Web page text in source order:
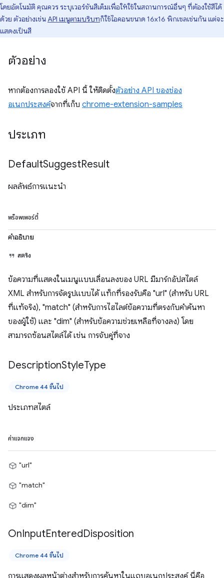
โดยอัตโนมัติ คุณควร ระบุเวอร์ชันสีเต็มเพื่อให้ใช้ในสถานการณ์อื่นๆ ที่ต้องใช้สีได้
ด้วย ตัวอย่างเช่นAPI เมนูตามบริบทก็ใช้ไอคอนขนาด 16x16 พิกเซลเช่นกัน แต่จะ
แสดงเป็นสี
ตัวอย่าง
หากต้องการลองใช้ API นี้ ให้ติดตั้งตัวอย่าง API ของช่อง
อเนกประสงค์จากที่เก็บ chrome-extension-samples
ประเภท
DefaultSuggestResult
ผลลัพธ์การแนะนำ
พร็อพเพอร์ตี้
คำอธิบาย
สตริง
ข้อความที่แสดงในเมนูแบบเลื่อนลงของ URL มีมาร์กอัปสไตล์
XML สำหรับการจัดรูปแบบได้ แท็กที่รองรับคือ "url" (สำหรับ URL
ที่แท้จริง), "match" (สำหรับการไฮไลต์ข้อความที่ตรงกับคำค้นหา
ของผู้ใช้) และ "dim" (สำหรับข้อความช่วยเหลือที่จางลง) โดย
สามารถซ้อนสไตล์ได้ เช่น การจับคู่ที่จาง
DescriptionStyleType
Chrome 44 ขึ้นไป
ประเภทสไตล์
ค่าแจกแจง
"url"
"match"
"dim"
OnInputEnteredDisposition
Chrome 44 ขึ้นไป
การแสดงผลหน้าต่างสำหรับการค้นหาในแถบอเนกประสงค์ นี่คือ